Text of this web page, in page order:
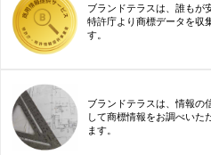
ブランドテラスは、誰もが
特許庁より商標データを収
す。
ブランドテラスは、情報の
して商標情報をお調べいた
ます。